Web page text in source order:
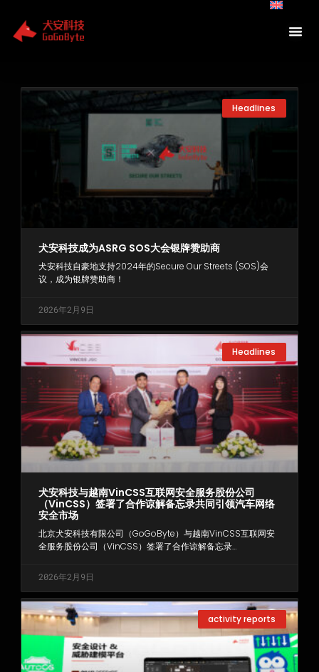
content
Headlines
犬安科技成为ASRG SOS大会银牌赞助商
犬安科技自豪地支持2024年的Secure Our Streets (SOS)会
议，成为银牌赞助商！
2026年2月9日
Headlines
犬安科技与越南VinCSS互联网安全服务股份公司
（VinCSS）签署了合作谅解备忘录共同引领汽车网络
安全市场
北京犬安科技有限公司（GoGoByte）与越南VinCSS互联网安
全服务股份公司（VinCSS）签署了合作谅解备忘录…
2026年2月9日
activity reports
PagePagePage